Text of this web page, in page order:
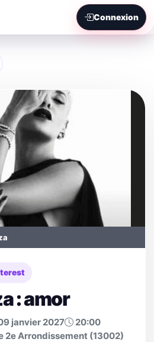
Connexion
: amor
janvier 2027
20:00
2e Arrondissement (13002)